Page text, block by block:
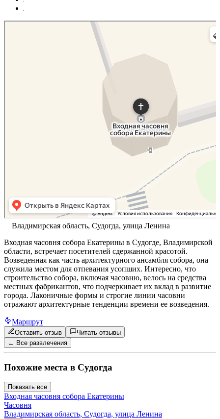
Судогда
Владимирская область, Судогда, улица Ленина
Входная часовня собора Екатерины в Судогде, Владимирской
области, встречает посетителей сдержанной красотой.
Возведенная как часть архитектурного ансамбля собора, она
служила местом для отпевания усопших. Интересно, что
строительство собора, включая часовню, велось на средства
местных фабрикантов, что подчеркивает их вклад в развитие
города. Лаконичные формы и строгие линии часовни
отражают архитектурные тенденции времени ее возведения.
Маршрут
Оставить отзыв
Читать отзывы
← Все развлечения
Похожие места в Судогда
Показать все
Входная часовня собора Екатерины
Часовня
Владимирская область, Судогда, улица Ленина